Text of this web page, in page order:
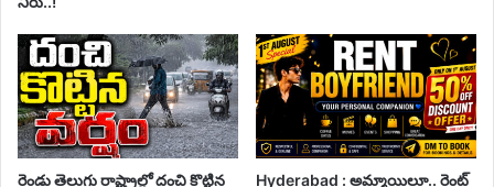
రెండు తెలుగు రాష్ట్రాల్లో దంచి కొట్టిన
Hyderabad : అమ్మాయిలూ.. రెంట్